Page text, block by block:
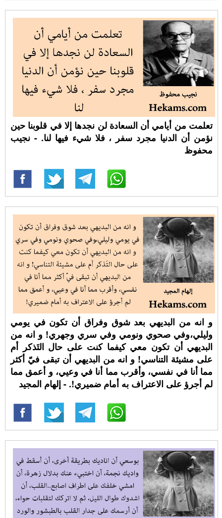
تعلمت من أيامي أن السعادة لن نجدها إلا في قلوبنا حين
نؤمن أن الدنيا مجرد سفر ، فلا شيء فيها لنا. - نجيب
محفوظ
و انه من البديهي بعد شوق وفراق أن تكون في يومي
وليلي،وفي صحوي ونومي وفي سري وجهري! و انه من
البديهي أن تكون معي كيفما كنت على حال التَذكر أم
على مشيئة التناسي! و انه من البديهي أن تبقى فيّ أكثر
مما أنا في نفسي، وأقرب مما أنا في وعيي، و أعمق مما
لم أجرؤ على الاعتراف به أمام ضميري!. - إلهام المجيد